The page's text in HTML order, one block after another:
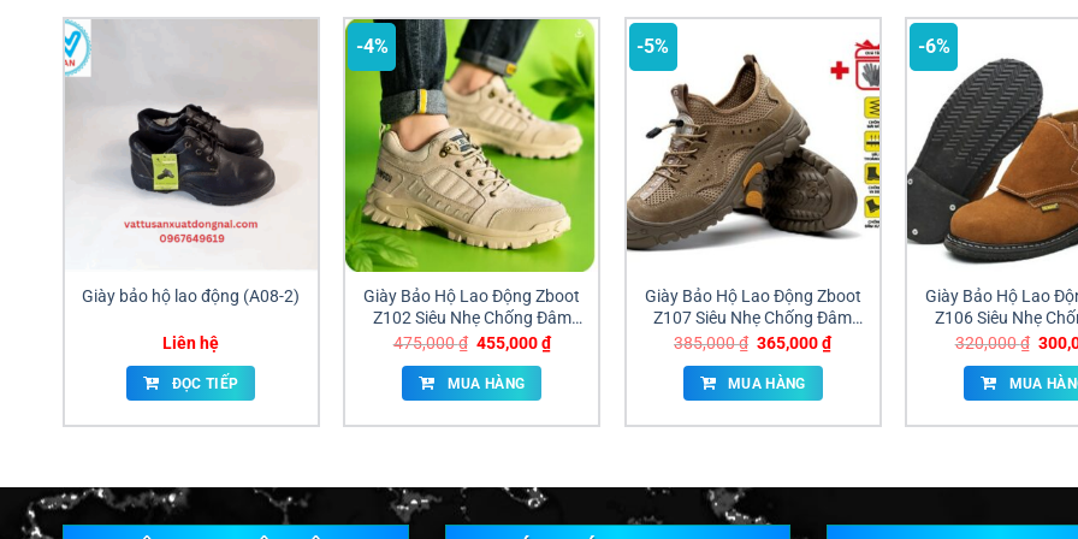
Giày bảo hộ lao động (A08-2)
Liên hệ
ĐỌC TIẾP
-4%
Giày Bảo Hộ Lao Động Zboot
Z102 Siêu Nhẹ Chống Đâm
Xuyên Giá Sỉ Đồng Nai
475,000₫ Giá
là:
475,000 ₫.
455,000₫Giá
hiện
MUA HÀNG
-5%
Giày Bảo Hộ Lao Động Zboot
Z107 Siêu Nhẹ Chống Đâm
Xuyên Giá Sỉ Đồng Nai
385,000₫ Giá
là:
385,000 ₫.
365,000₫Giá
hiện
MUA HÀNG
-6%
Giày Bảo Hộ Lao
Z106 Siêu Nhẹ
Xuyên Giá Tốt
320,000₫ Giá
là:
MUA